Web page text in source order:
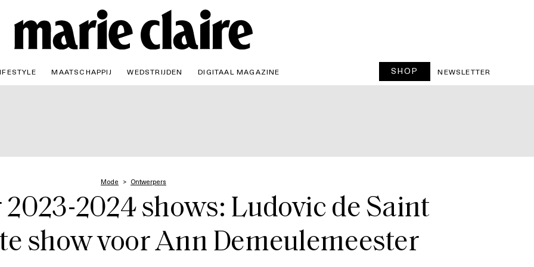
MAATSCHAPPIJ WEDSTRIJDEN DIGITAAL MAGAZINE SHOP NEWSLETTER
Mode Ontwerpers
2024 shows: Ludovic de Saint
show voor Ann Demeulemeester